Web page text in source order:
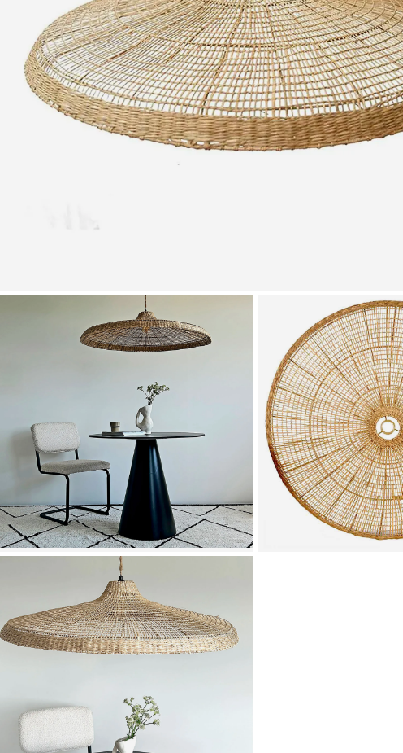
Zoomer sur l'image
Zoomer sur l'image Zoomer sur l'image